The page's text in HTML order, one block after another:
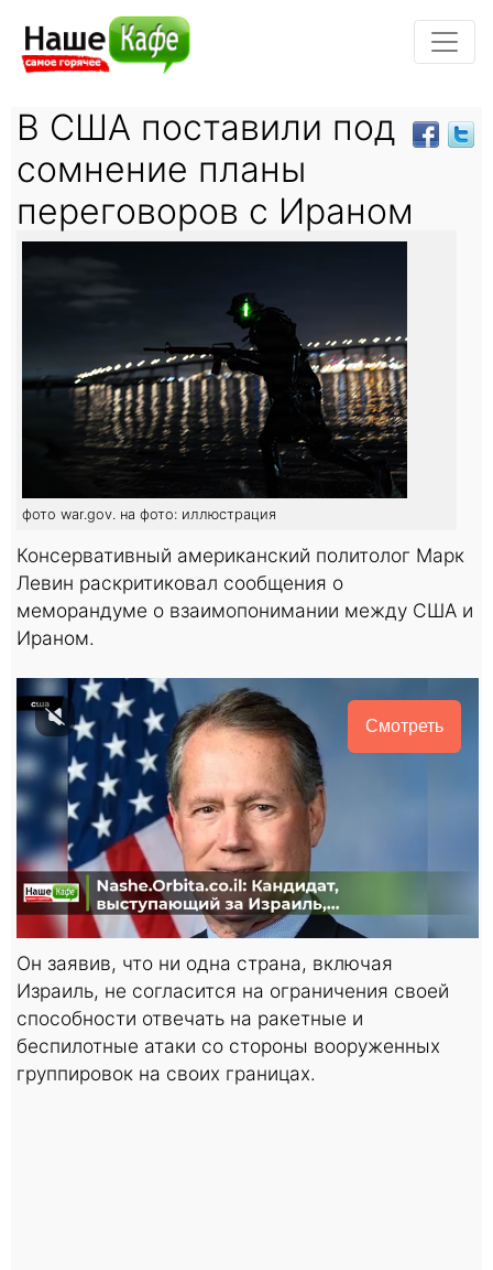
В США поставили под
сомнение планы
переговоров с Ираном
фото war.gov. на фото: иллюстрация
Консервативный американский политолог Марк
Левин раскритиковал сообщения о
меморандуме о взаимопонимании между США и
Ираном.
Смотреть
Он заявив, что ни одна страна, включая
Израиль, не согласится на ограничения своей
способности отвечать на ракетные и
беспилотные атаки со стороны вооруженных
группировок на своих границах.